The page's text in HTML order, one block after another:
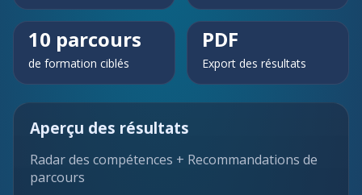
10 parcours
de formation ciblés
PDF
Export des résultats
Aperçu des résultats
Radar des compétences + Recommandations de
parcours